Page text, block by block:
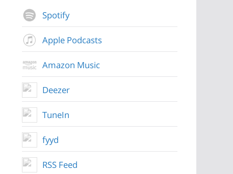
Spotify
Apple Podcasts
Amazon Music
Deezer
TuneIn
fyyd
RSS Feed